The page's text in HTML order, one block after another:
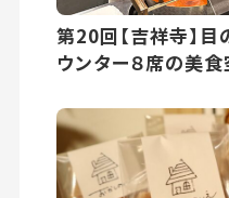
第20回【吉祥寺】目
ウンター８席の美食